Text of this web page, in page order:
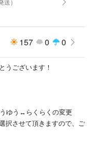
て発送予定です。
すので、反応が悪い、もし
るようですm(_ _)m
切り等でほんのわずかに切
）
157 0 0
うございます！
ゆう↔らくらくの変更
択させて頂きますので、ご